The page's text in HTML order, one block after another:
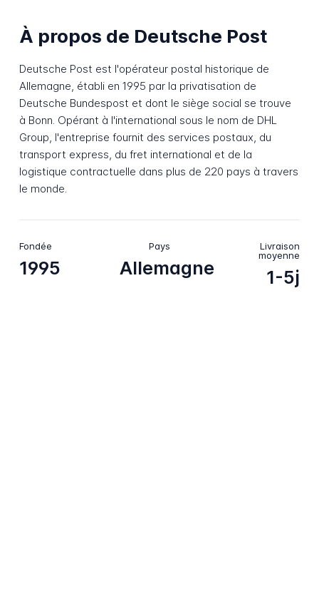
À propos de Deutsche Post
Deutsche Post est l'opérateur postal historique de
Allemagne, établi en 1995 par la privatisation de
Deutsche Bundespost et dont le siège social se trouve
à Bonn. Opérant à l'international sous le nom de DHL
Group, l'entreprise fournit des services postaux, du
transport express, du fret international et de la
logistique contractuelle dans plus de 220 pays à travers
le monde.
Fondée
1995
Pays
Allemagne
Livraison
moyenne
1-5j